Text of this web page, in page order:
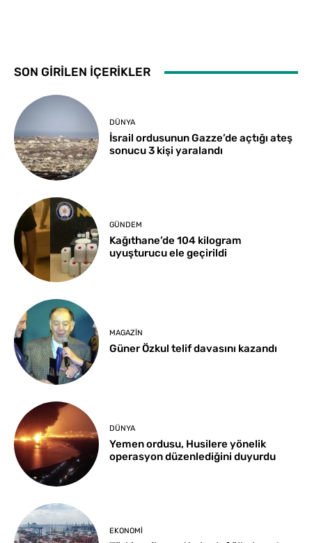
SON GİRİLEN İÇERİKLER
DÜNYA
İsrail ordusunun Gazze’de açtığı ateş
sonucu 3 kişi yaralandı
GÜNDEM
Kağıthane’de 104 kilogram
uyuşturucu ele geçirildi
MAGAZIN
Güner Özkul telif davasını kazandı
DÜNYA
Yemen ordusu, Husilere yönelik
operasyon düzenlediğini duyurdu
EKONOMI